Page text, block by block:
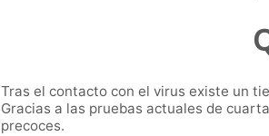
Tras el contacto con el virus existe un
Gracias a las pruebas actuales de
precoces.